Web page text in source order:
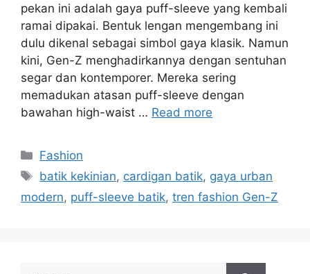
pekan ini adalah gaya puff-sleeve yang kembali
ramai dipakai. Bentuk lengan mengembang ini
dulu dikenal sebagai simbol gaya klasik. Namun
kini, Gen-Z menghadirkannya dengan sentuhan
segar dan kontemporer. Mereka sering
memadukan atasan puff-sleeve dengan
bawahan high-waist … Read more
Categories
Fashion
Tags
batik kekinian, cardigan batik, gaya urban
modern, puff-sleeve batik, tren fashion Gen-Z